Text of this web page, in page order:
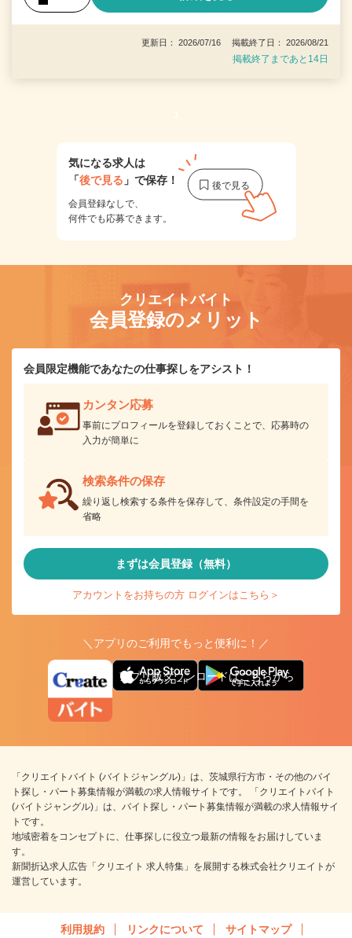
更新日： 2026/07/16 掲載終了日： 2026/08/21
掲載終了まであと14日
1
気になる求人は
「後で見る 」で保存！
会員登録なしで、
何件でも応募できます。
クリエイトバイト
会員登録のメリット
会員限定機能であなたの仕事探しをアシスト！
カンタン応募
事前にプロフィールを登録しておくことで、応募時の
入力が簡単に
検索条件の保存
繰り返し検索する条件を保存して、条件設定の手間を
省略
まずは会員登録（無料）
アカウントをお持ちの方 ログインはこちら＞
＼アプリのご利用でもっと便利に！／
アプリ版ダウンロードはこちらから
「クリエイトバイト (バイトジャングル)」は、茨城県行方市・その他のバイ
ト探し・パート募集情報が満載の求人情報サイトです。 「クリエイトバイト
(バイトジャングル)」は、バイト探し・パート募集情報が満載の求人情報サイ
トです。
地域密着をコンセプトに、仕事探しに役立つ最新の情報をお届けしていま
す。
新聞折込求人広告「クリエイト 求人特集」を展開する株式会社クリエイトが
運営しています。
利用規約 リンクについて サイトマップ